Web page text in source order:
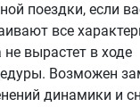
поездки, если
все
не вырастет в ходе
Возможен
динамики и